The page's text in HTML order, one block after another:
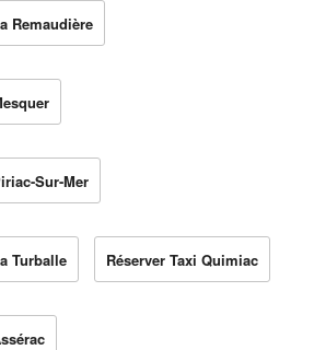
Remaudière
Sur-Mer
Turballe Réserver Taxi Quimiac